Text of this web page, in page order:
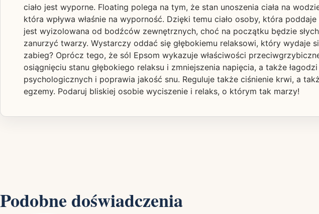
ciało jest wyporne. Floating polega na tym, że stan unoszenia ciała na
która wpływa właśnie na wyporność. Dzięki temu ciało osoby, która
jest wyizolowana od bodźców zewnętrznych, choć na początku będzie
zanurzyć twarzy. Wystarczy oddać się głębokiemu relaksowi, który
zabieg? Oprócz tego, że sól Epsom wykazuje właściwości
osiągnięciu stanu głębokiego relaksu i zmniejszenia napięcia, a także
psychologicznych i poprawia jakość snu. Reguluje także ciśnienie krwi, a
egzemy. Podaruj bliskiej osobie wyciszenie i relaks, o którym tak marzy!
Podobne doświadczenia